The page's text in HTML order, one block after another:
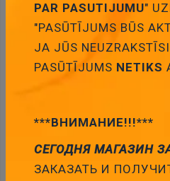
stāvoklis:
3
PAR PASUTIJUMU"
"PASŪTĪJUMS BŪS
JA JŪS
PASŪTĪJUMS NETIKS
***ВНИМАНИЕ!!!***
СЕГОДНЯ МАГАЗИН
ЗАКАЗАТЬ И